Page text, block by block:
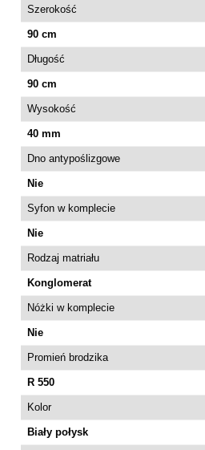
Szerokość
90 cm
Długość
90 cm
Wysokość
40 mm
Dno antypoślizgowe
Nie
Syfon w komplecie
Nie
Rodzaj matriału
Konglomerat
Nóżki w komplecie
Nie
Promień brodzika
R 550
Kolor
Biały połysk